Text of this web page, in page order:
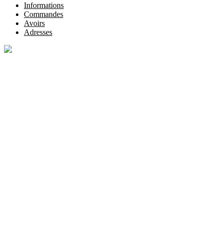
Informations
Commandes
Avoirs
Adresses